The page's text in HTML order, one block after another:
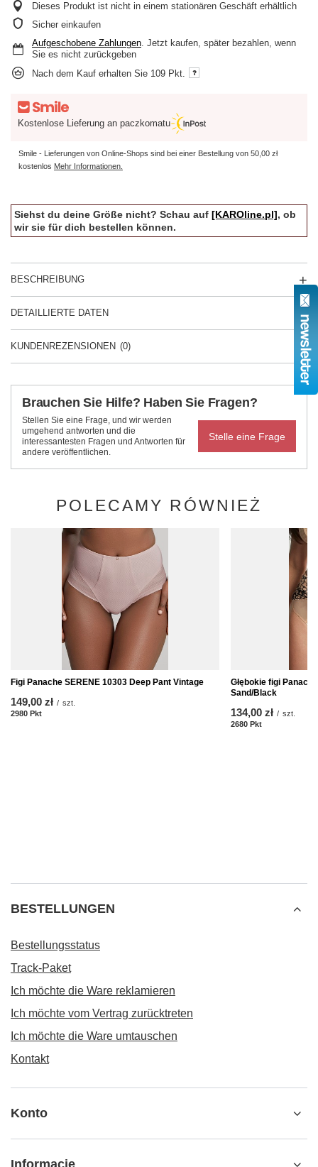
Dieses Produkt ist nicht in einem stationären Geschäft erhältlich
Sicher einkaufen
Aufgeschobene Zahlungen. Jetzt kaufen, später bezahlen, wenn
Sie es nicht zurückgeben
Nach dem Kauf erhalten Sie 109 Pkt.
Kostenlose Lieferung an paczkomatu
Smile - Lieferungen von Online-Shops sind bei einer Bestellung von 50,00 zł
kostenlos Mehr Informationen.
Siehst du deine Größe nicht? Schau auf [KAROline.pl], ob
wir sie für dich bestellen können.
BESCHREIBUNG
DETAILLIERTE DATEN
KUNDENREZENSIONEN (0)
Brauchen Sie Hilfe? Haben Sie Fragen?
Stellen Sie eine Frage, und wir werden
umgehend antworten und die
interessantesten Fragen und Antworten für
andere veröffentlichen.
Stelle eine Frage
POLECAMY RÓWNIEŻ
Figi Panache SERENE 10303 Deep Pant Vintage
149,00 zł / szt.
2980 Pkt
Głębokie figi
Sand/Black
134,00 zł / szt.
2680 Pkt
BESTELLUNGEN
Bestellungsstatus
Track-Paket
Ich möchte die Ware reklamieren
Ich möchte vom Vertrag zurücktreten
Ich möchte die Ware umtauschen
Kontakt
Konto
Informacje